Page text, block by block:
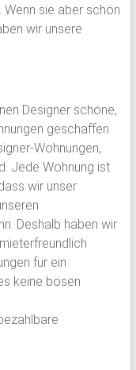
Wenn sie aber schön
wir unsere
Designer schöne,
geschaffen.
Wohnungen,
Jede Wohnung ist
wir unser
Deshalb haben wir
für ein
keine bösen